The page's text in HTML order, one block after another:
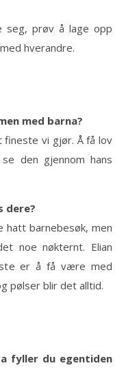
prøv å lage opp
hverandre.
med barna?
fineste vi gjør. Å få lov
den gjennom hans
dere?
hatt barnebesøk, men
noe nøkternt. Elian
er å få være med
pølser blir det alltid.
fyller du egentiden